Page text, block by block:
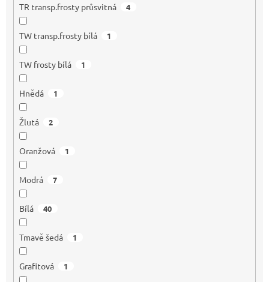
TR transp.frosty průsvitná 4
TW transp.frosty bílá 1
TW frosty bílá 1
Hnědá 1
Žlutá 2
Oranžová 1
Modrá 7
Bílá 40
Tmavě šedá 1
Grafitová 1